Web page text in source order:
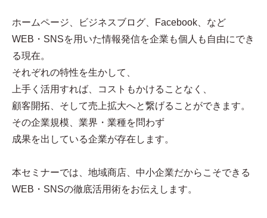
ホームページ、ビジネスブログ、Facebook、など
WEB・SNSを用いた情報発信を企業も個人も自由にでき
る現在。
それぞれの特性を生かして、
上手く活用すれば、コストもかけることなく、
顧客開拓、そして売上拡大へと繋げることができます。
その企業規模、業界・業種を問わず
成果を出している企業が存在します。
本セミナーでは、地域商店、中小企業だからこそできる
WEB・SNSの徹底活用術をお伝えします。